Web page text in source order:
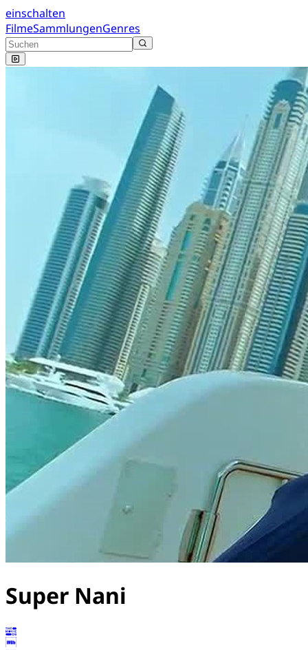
einschalten
FilmeSammlungenGenres
Super Nani